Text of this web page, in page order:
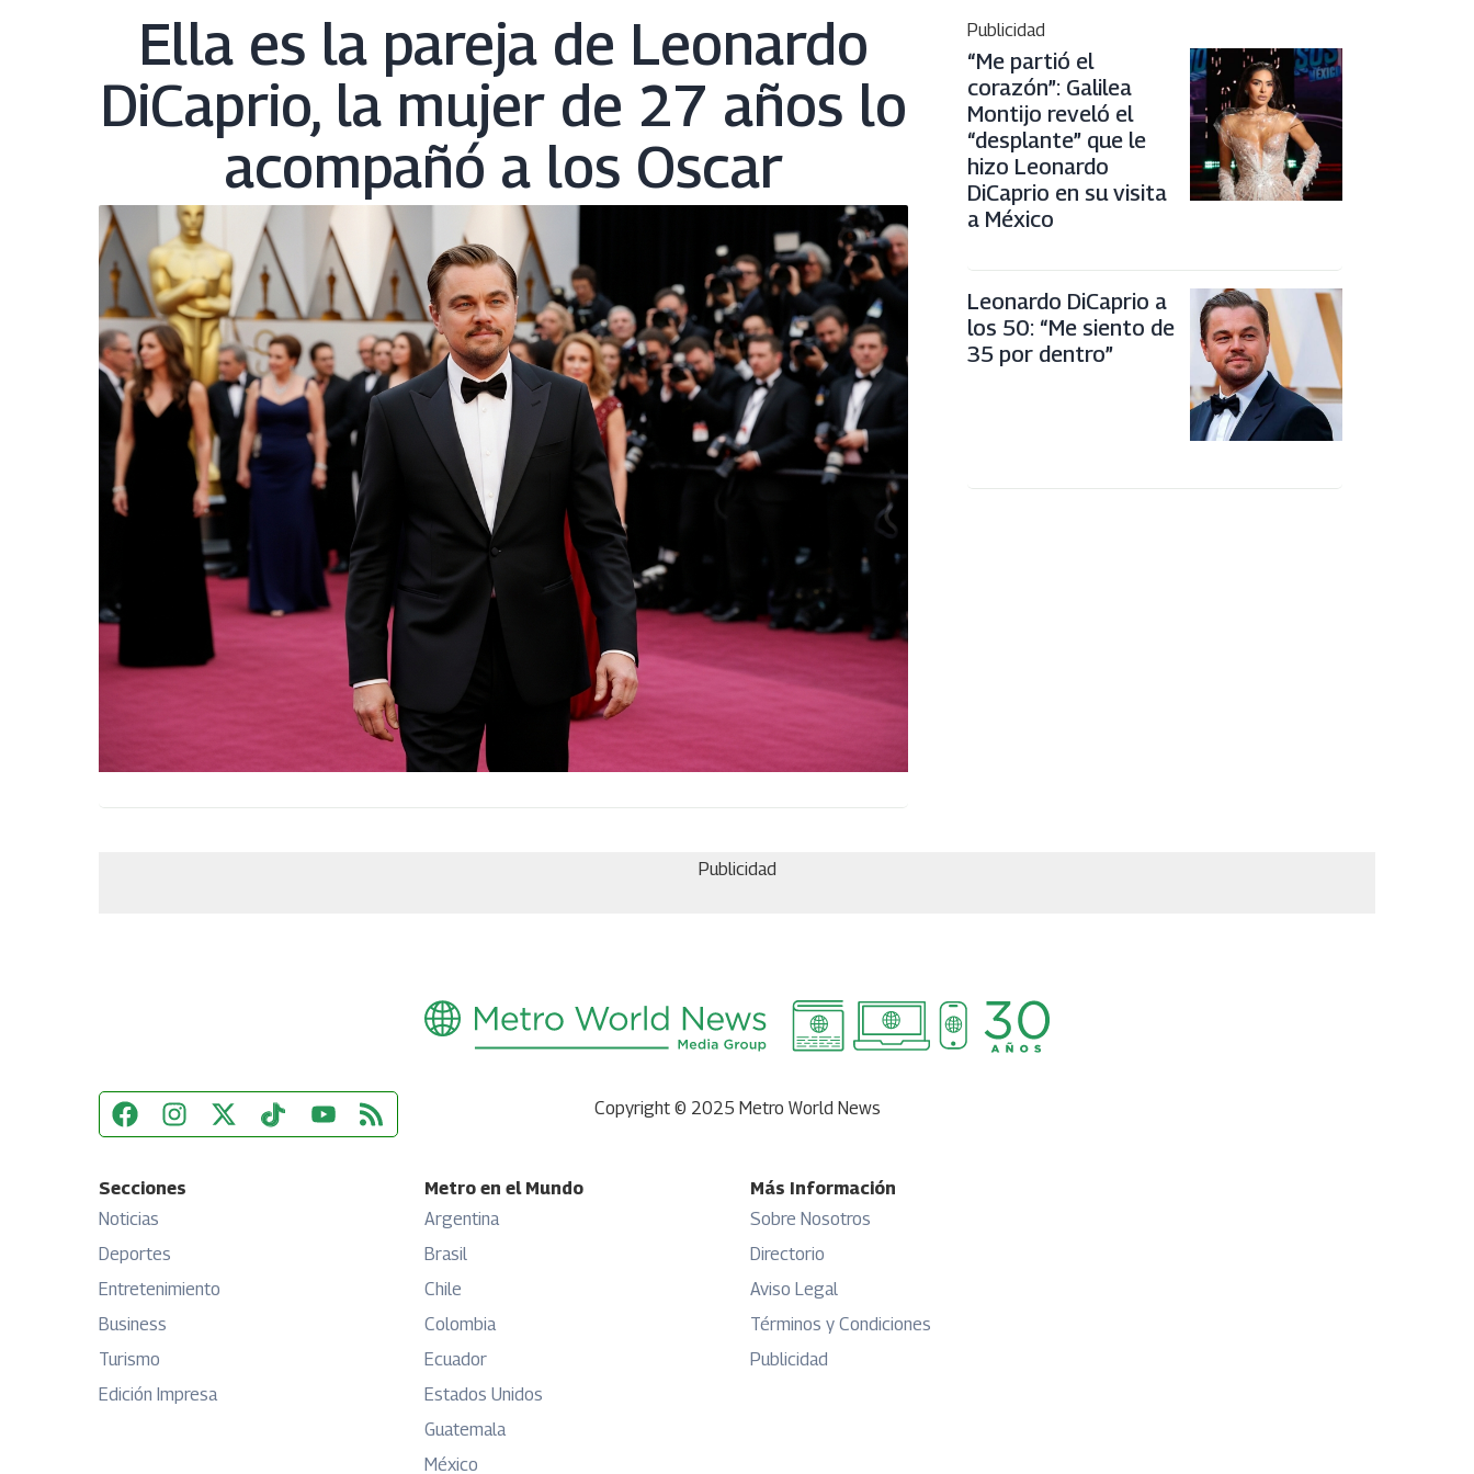
Ella es la pareja de Leonardo
DiCaprio, la mujer de 27 años lo
acompañó a los Oscar
Publicidad
“Me partió el
corazón”: Galilea
Montijo reveló el
“desplante” que le
hizo Leonardo
DiCaprio en su visita
a México
Leonardo DiCaprio a
los 50: “Me siento de
35 por dentro”
Publicidad
Copyright © 2025 Metro World News
Secciones
Noticias
Deportes
Entretenimiento
Business
Turismo
Edición Impresa
Metro en el Mundo
Argentina
Brasil
Chile
Colombia
Ecuador
Estados Unidos
Guatemala
México
Más Información
Sobre Nosotros
Directorio
Aviso Legal
Términos y Condiciones
Publicidad